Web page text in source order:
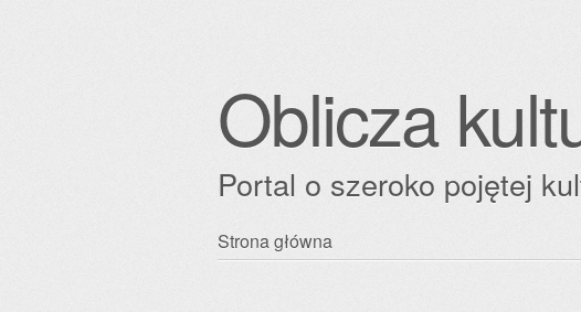
Oblicza
Portal o szeroko pojętej
Przejdź
Strona główna